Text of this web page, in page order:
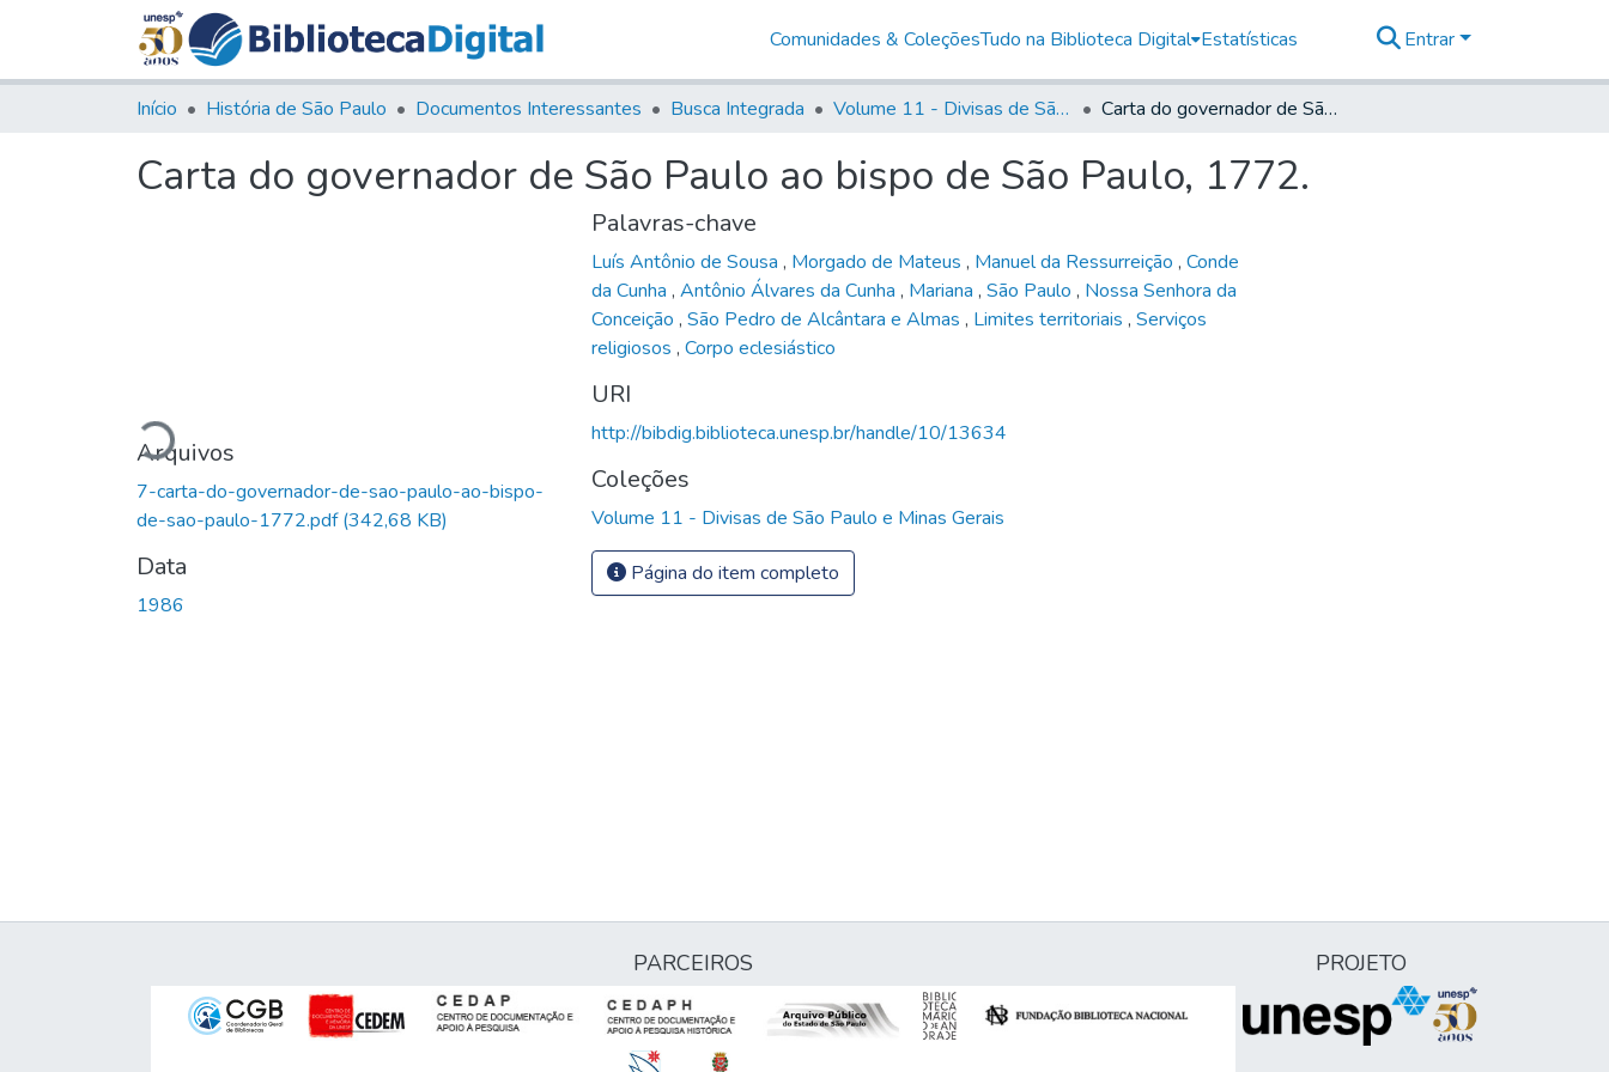
Comunidades & ColeçõesTudo na Biblioteca Digital Estatísticas Entrar
Início História de São Paulo Documentos Interessantes Busca Integrada Volume 11 - Divisas de São Paulo e Minas Gerais Carta do governador de São Paulo ao bispo de São Paulo, 1772.
Carta do governador de São Paulo ao bispo de São Paulo, 1772.
Carregando...
Arquivos
7-carta-do-governador-de-sao-paulo-ao-bispo-
de-sao-paulo-1772.pdf(342,68 KB)
Data
1986
Palavras-chave
Luís Antônio de Sousa , Morgado de Mateus , Manuel da Ressurreição , Conde
da Cunha , Antônio Álvares da Cunha , Mariana , São Paulo , Nossa Senhora da
Conceição , São Pedro de Alcântara e Almas , Limites territoriais , Serviços
religiosos , Corpo eclesiástico
URI
http://bibdig.biblioteca.unesp.br/handle/10/13634
Coleções
Volume 11 - Divisas de São Paulo e Minas Gerais
Página do item completo
PARCEIROS PROJETO